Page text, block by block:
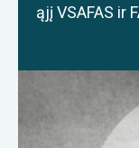
ąjį VSAFAS ir